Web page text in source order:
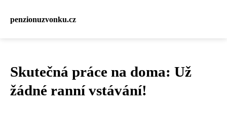
penzionuzvonku.cz
Skutečná práce na doma: Už
žádné ranní vstávání!